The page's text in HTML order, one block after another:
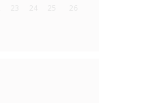
23 24 25
26